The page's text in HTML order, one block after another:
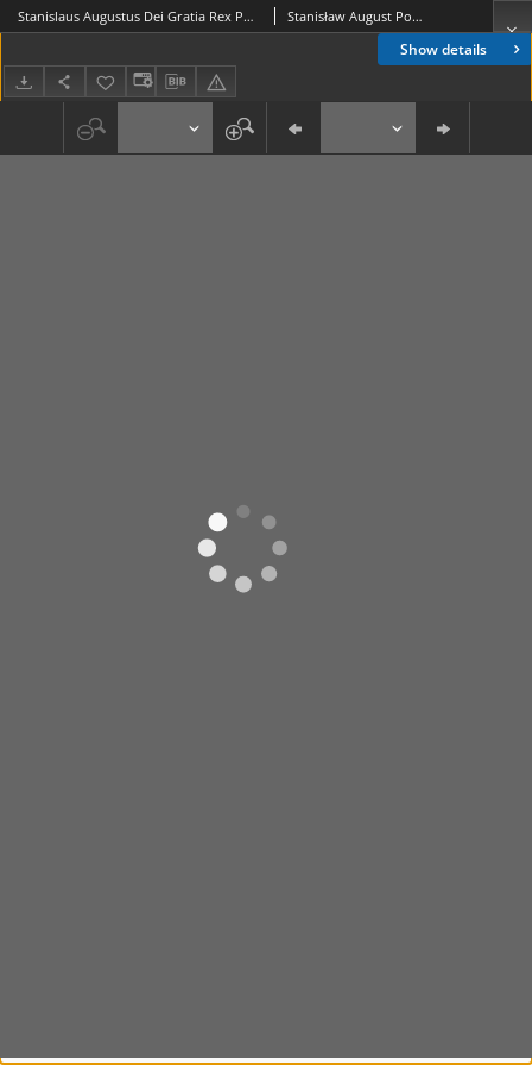
Show details
Stanislaus Augustus Dei Gratia Rex Poloniae Magnus Dux Lithvaniae, Russiae, Prussiae, Masoviae [...]. [Inc.:] Vobis Generosis, Nobilibus, et cujusvis conditionis hominibus Stanisław August Poniatowski (król Polski ; 1732-1798)